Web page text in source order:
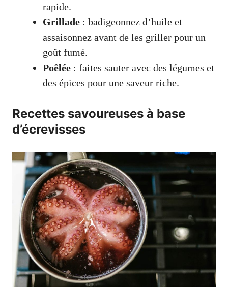
rapide.
Grillade : badigeonnez d’huile et
assaisonnez avant de les griller pour un
goût fumé.
Poêlée : faites sauter avec des légumes et
des épices pour une saveur riche.
Recettes savoureuses à base
d’écrevisses